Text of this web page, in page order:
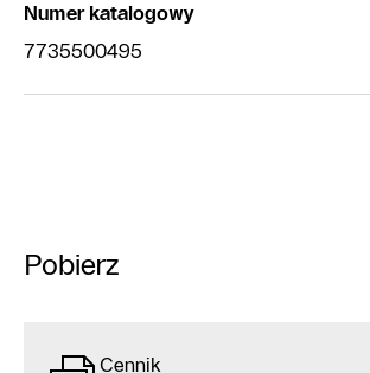
Numer katalogowy
7735500495
Pobierz
Cennik